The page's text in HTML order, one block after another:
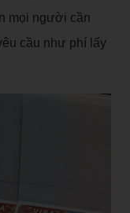
mọi người cần
cầu như phí lấy